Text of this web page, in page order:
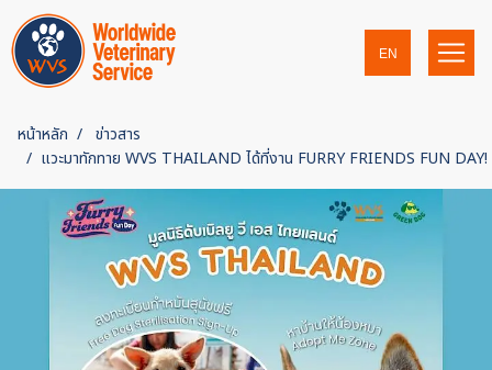
EN
หน้าหลัก
ข่าวสาร
แวะมาทักทาย WVS THAILAND ได้ที่งาน FURRY FRIENDS FUN DAY!